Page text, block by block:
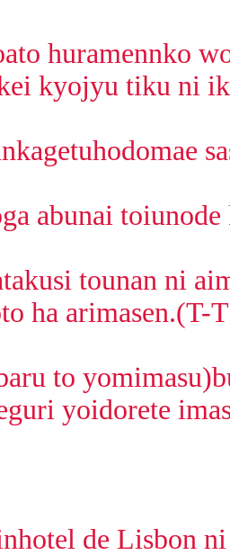
huramennko
kyojyu tiku ni
abunai toiunode
tounan ni
ha arimasen.(T-
to
yoidorete
de Lisbon